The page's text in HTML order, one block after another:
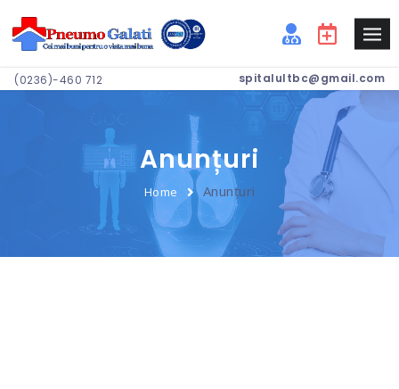
(0236)-460 712 spitalultbc@gmail.com
Anunțuri
Home Anunțuri